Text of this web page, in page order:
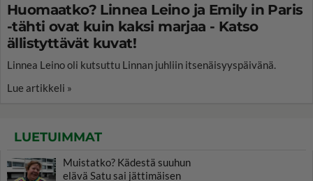
Huomaatko? Linnea Leino ja Emily in Paris
-tähti ovat kuin kaksi marjaa - Katso
ällistyttävät kuvat!
Linnea Leino oli kutsuttu Linnan juhliin itsenäisyyspäivänä.
Lue artikkeli »
LUETUIMMAT
Muistatko? Kädestä suuhun
elävä Satu sai jättimäisen